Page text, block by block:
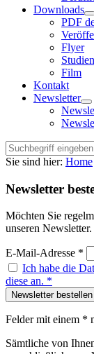
Downloads
PDF
Flyer
Film
Kontakt
Newsletter
Suchen
Sie sind hier: Home
Newsletter
Möchten Sie
unseren Newsletter.
E-Mail-Adresse *
Ich habe die
diese an. *
Felder mit einem *
Sämtliche von